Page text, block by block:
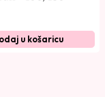
u košaricu